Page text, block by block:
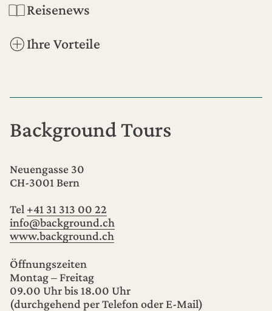
Reisenews
Ihre Vorteile
Background Tours
Neuengasse 30
CH-3001 Bern
Tel +41 31 313 00 22
info@background.ch
www.background.ch
Öffnungszeiten
Montag – Freitag
09.00 Uhr bis 18.00 Uhr
(durchgehend per Telefon oder E-Mail)